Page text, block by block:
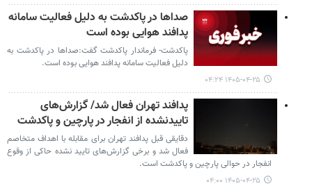
صداها در پاکدشت به دلیل فعالیت سامانه
پدافند هوایی بوده است
پاکدشت- فرماندار پاکدشت گفت:صداها در پاکدشت به
دلیل فعالیت سامانه پدافند هوایی بوده است.
۱۴۰۵-۰۴-۲۵ ۰۴:۲۴
پدافند تهران فعال شد/ گزارش‌های
تاییدنشده از انفجار در پارچین و پاکدشت
دقایقی قبل پدافند تهران برای مقابله با اهداف متخاصم
فعال شد و برخی گزارش‌های تایید نشده حاکی از وقوع
انفجار در حوالی پارچین و پاکدشت است.
۱۴۰۵-۰۴-۲۵ ۰۴:۰۰